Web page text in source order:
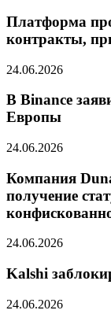
Платформа
контракты,
24.06.2026
В Binance
Европы
24.06.2026
Компания
получение
24.06.2026
Kalshi
24.06.2026